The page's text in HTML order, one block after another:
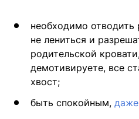
необходимо отводить
не лениться и
родительской
демотивируете, все
хвост;
быть спокойным, даже